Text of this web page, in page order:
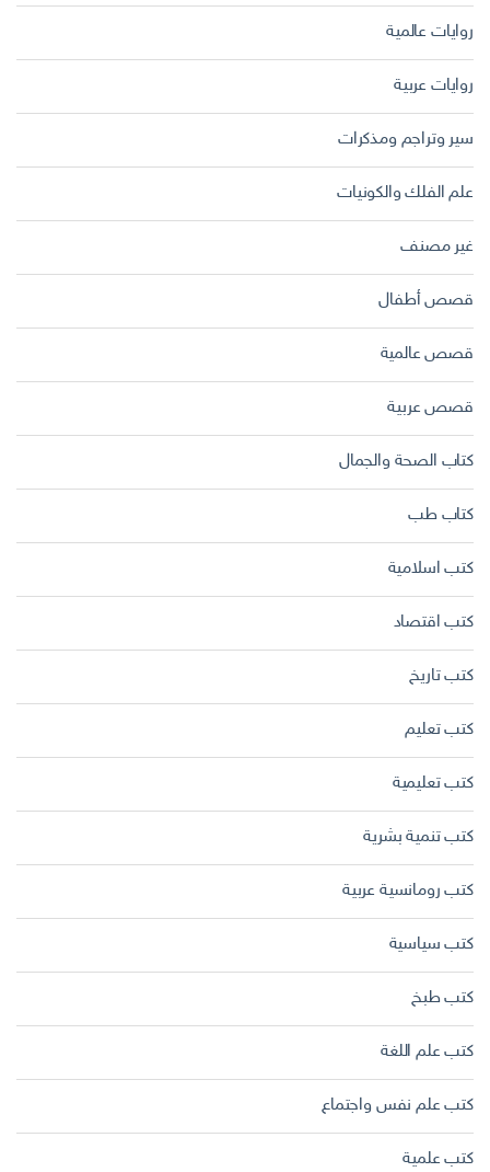
روايات عالمية
روايات عربية
سير وتراجم ومذكرات
علم الفلك والكونيات
غير مصنف
قصص أطفال
قصص عالمية
قصص عربية
كتاب الصحة والجمال
كتاب طب
كتب اسلامية
كتب اقتصاد
كتب تاريخ
كتب تعليم
كتب تعليمية
كتب تنمية بشرية
كتب رومانسية عربية
كتب سياسية
كتب طبخ
كتب علم اللغة
كتب علم نفس واجتماع
كتب علمية